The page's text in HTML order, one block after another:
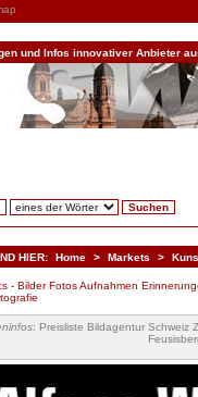
und Infos innovativer Anbieter
HIER: Home > Markets >
- Bilder Fotos Aufnahmen
: Preisliste Bildagentur Schweiz